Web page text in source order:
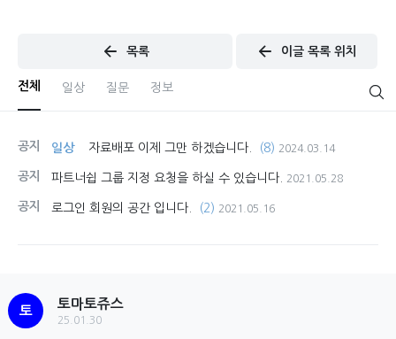
목록 이글 목록 위치
전체 일상 질문 정보
공지 일상 자료배포 이제 그만 하겠습니다. (8) 2024.03.14
공지 파트너쉽 그룹 지정 요청을 하실 수 있습니다. 2021.05.28
공지 로그인 회원의 공간 입니다. (2) 2021.05.16
토
토마토쥬스
25.01.30